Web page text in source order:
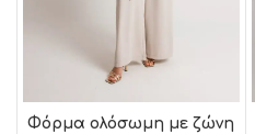
Φόρμα ολόσωμη με ζώνη